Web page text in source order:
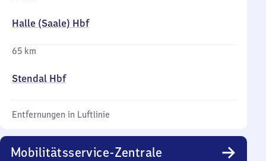
Halle (Saale) Hbf
65 km
Stendal Hbf
Entfernungen in Luftlinie
Mobilitätsservice-Zentrale